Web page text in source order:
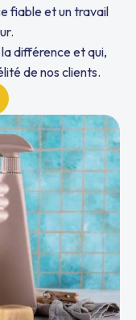
fiable et un travail
différence et qui,
de nos clients.